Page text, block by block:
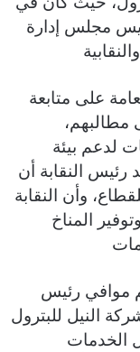
مجلس إدارة
على متابعة
مطالبهم،
لدعم بيئة
رئيس النقابة أن
وأن النقابة
المناخ
موافي رئيس
النيل للبترول
الخدمات